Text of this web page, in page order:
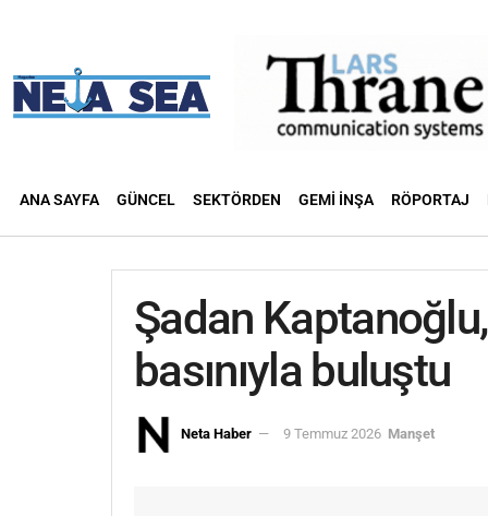
ANA SAYFA GÜNCEL SEKTÖRDEN GEMI İNŞA RÖPORTAJ
Şadan
basınıyla buluştu
Neta Haber 9 Temmuz 2026 Manşet